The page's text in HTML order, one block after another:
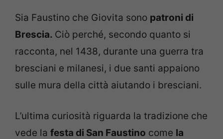
Sia Faustino che Giovita sono patroni di
Brescia. Ciò perché, secondo quanto si
racconta, nel 1438, durante una guerra tra
bresciani e milanesi, i due santi appaiono
sulle mura della città aiutando i bresciani.
L’ultima curiosità riguarda la tradizione che
vede la festa di San Faustino come la